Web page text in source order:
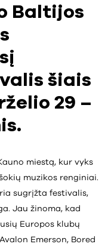
Baltijos
šiais
29 –
miestą, kur vyks
muzikos renginiai.
sugrįžta festivalis,
Jau žinoma, kad
Europos klubų
Emerson, Bored